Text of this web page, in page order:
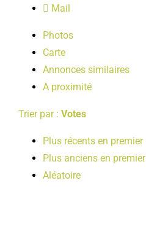
LOISIRS
PUBLICATIONS
Mail
Photos
Carte
Annonces similaires
A proximité
Trier par : Votes
Plus récents en premier
Plus anciens en premier
Aléatoire